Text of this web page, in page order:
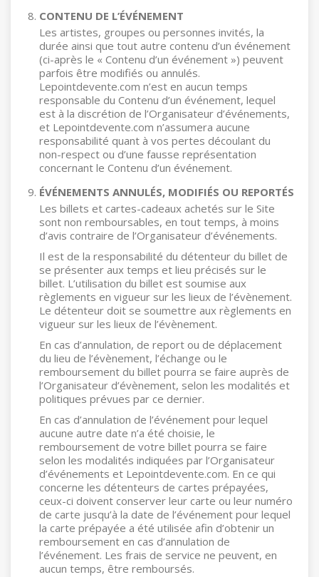
CONTENU DE L’ÉVÉNEMENT
Les artistes, groupes ou personnes invités, la
durée ainsi que tout autre contenu d’un événement
(ci-après le « Contenu d’un événement ») peuvent
parfois être modifiés ou annulés.
Lepointdevente.com n’est en aucun temps
responsable du Contenu d’un événement, lequel
est à la discrétion de l’Organisateur d’événements,
et Lepointdevente.com n’assumera aucune
responsabilité quant à vos pertes découlant du
non-respect ou d’une fausse représentation
concernant le Contenu d’un événement.
ÉVÉNEMENTS ANNULÉS, MODIFIÉS OU REPORTÉS
Les billets et cartes-cadeaux achetés sur le Site
sont non remboursables, en tout temps, à moins
d’avis contraire de l’Organisateur d’événements.
Il est de la responsabilité du détenteur du billet de
se présenter aux temps et lieu précisés sur le
billet. L’utilisation du billet est soumise aux
règlements en vigueur sur les lieux de l’évènement.
Le détenteur doit se soumettre aux règlements en
vigueur sur les lieux de l’évènement.
En cas d’annulation, de report ou de déplacement
du lieu de l’évènement, l’échange ou le
remboursement du billet pourra se faire auprès de
l’Organisateur d’évènement, selon les modalités et
politiques prévues par ce dernier.
En cas d’annulation de l’événement pour lequel
aucune autre date n’a été choisie, le
remboursement de votre billet pourra se faire
selon les modalités indiquées par l’Organisateur
d’événements et Lepointdevente.com. En ce qui
concerne les détenteurs de cartes prépayées,
ceux-ci doivent conserver leur carte ou leur numéro
de carte jusqu’à la date de l’événement pour lequel
la carte prépayée a été utilisée afin d’obtenir un
remboursement en cas d’annulation de
l’événement. Les frais de service ne peuvent, en
aucun temps, être remboursés.